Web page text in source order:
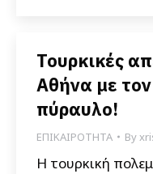
Τουρκικές
Αθήνα με
πύραυλο!
ΕΠΙΚΑΙΡΟΤΗΤΑ By
Η τουρκική